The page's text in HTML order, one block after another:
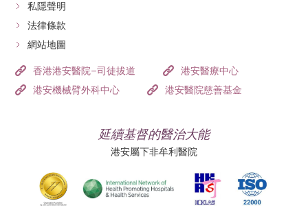
私隱聲明
法律條款
網站地圖
香港港安醫院–司徒拔道
港安醫療中心
港安機械臂外科中心
港安醫院慈善基金
延續基督的醫治大能
港安屬下非牟利醫院